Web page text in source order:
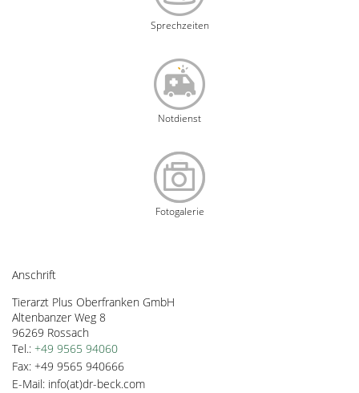
Sprechzeiten
Notdienst
Fotogalerie
Anschrift
Tierarzt Plus Oberfranken GmbH
Altenbanzer Weg 8
96269 Rossach
Tel.: +49 9565 94060
Fax: +49 9565 940666
E-Mail: info(at)dr-beck.com